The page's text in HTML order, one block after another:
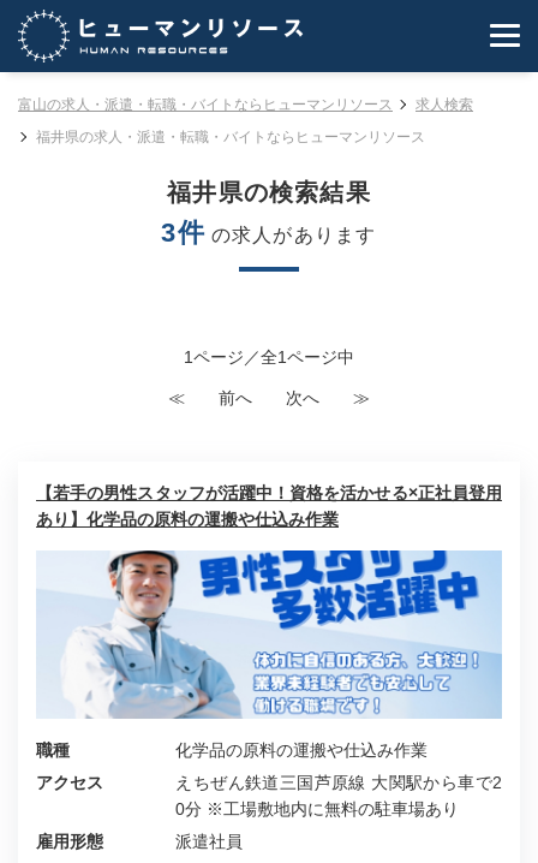
富山の求人・派遣・転職・バイトならヒューマンリソース
求人検索
福井県の求人・派遣・転職・バイトならヒューマンリソース
福井県の検索結果
3件 の求人があります
1ページ／全1ページ中
≪ 前へ 次へ ≫
【若手の男性スタッフが活躍中！資格を活かせる×正社員登用
あり】化学品の原料の運搬や仕込み作業
職種
化学品の原料の運搬や仕込み作業
アクセス
えちぜん鉄道三国芦原線 大関駅から車で2
0分 ※工場敷地内に無料の駐車場あり
雇用形態
派遣社員